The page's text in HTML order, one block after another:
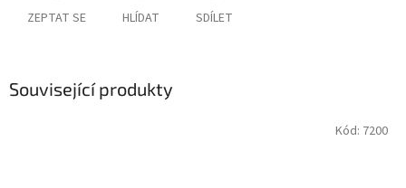
ZEPTAT SE HLÍDAT SDÍLET
Související produkty
Kód: 7200